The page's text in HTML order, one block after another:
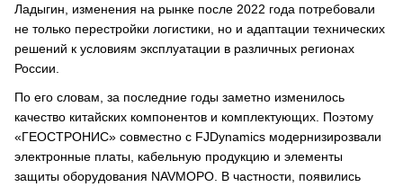
Ладыгин, изменения на рынке после 2022 года потребовали
не только перестройки логистики, но и адаптации технических
решений к условиям эксплуатации в различных регионах
России.
По его словам, за последние годы заметно изменилось
качество китайских компонентов и комплектующих. Поэтому
«ГЕОСТРОНИС» совместно с FJDynamics модернизирозвали
электронные платы, кабельную продукцию и элементы
защиты оборудования NAVMOPO. В частности, появились